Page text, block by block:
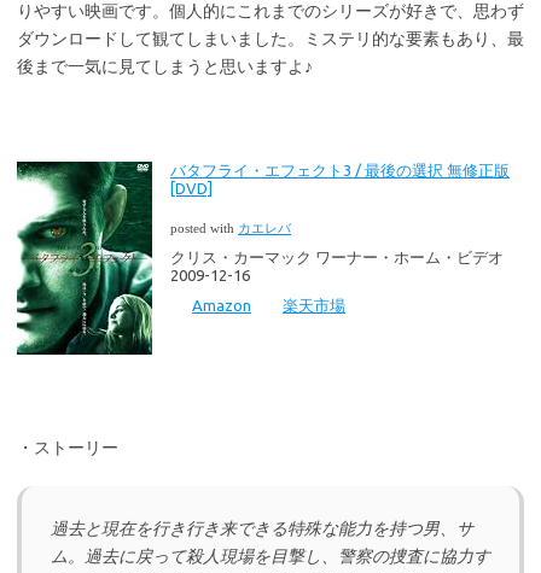
りやすい映画です。個人的にこれまでのシリーズが好きで、思わず
ダウンロードして観てしまいました。ミステリ的な要素もあり、最
後まで一気に見てしまうと思いますよ♪
バタフライ・エフェクト3 / 最後の選択 無修正版
[DVD]
posted with カエレバ
クリス・カーマック ワーナー・ホーム・ビデオ
2009-12-16
Amazon
楽天市場
・ストーリー
過去と現在を行き行き来できる特殊な能力を持つ男、サ
ム。過去に戻って殺人現場を目撃し、警察の捜査に協力す